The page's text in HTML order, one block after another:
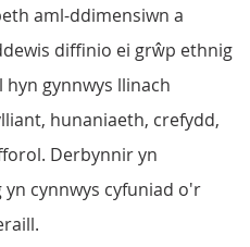
aml-ddimensiwn a
diffinio ei grŵp ethnig
gynnwys llinach
hunaniaeth, crefydd,
Derbynnir yn
cynnwys cyfuniad o'r